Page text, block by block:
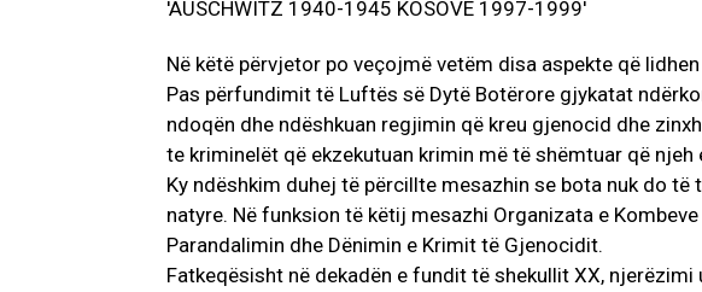
Në këtë përvjetor po veçojmë vetëm disa aspekte që
Pas përfundimit të Luftës së Dytë Botërore gjykatat
ndoqën dhe ndëshkuan regjimin që kreu gjenocid dhe
te kriminelët që ekzekutuan krimin më të shëmtuar që
Ky ndëshkim duhej të përcillte mesazhin se bota nuk do
natyre. Në funksion të këtij mesazhi Organizata e
Parandalimin dhe Dënimin e Krimit të Gjenocidit.
Fatkeqësisht në dekadën e fundit të shekullit XX,